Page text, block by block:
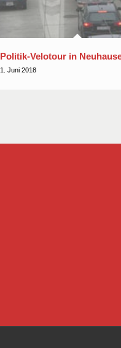
Politik-Velotour in
1. Juni 2018